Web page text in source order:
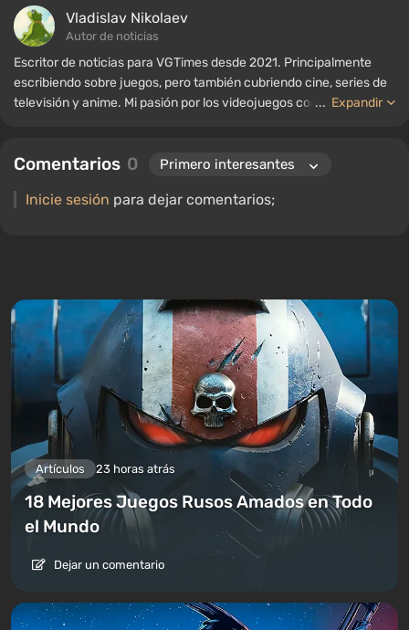
Vladislav Nikolaev
Autor de noticias
Escritor de noticias para VGTimes desde 2021. Principalmente
escribiendo sobre juegos, pero también cubriendo cine, series de
televisión y anime. Mi pasión por los videojuegos comenzó a
títulos favoritos de todos los tiempos incluyen Fallout,
... Expandir
Comentarios 0
Inicie sesión para dejar comentarios;
Artículos 23 horas atrás
18 Mejores Juegos Rusos Amados en Todo
el Mundo
Dejar un comentario